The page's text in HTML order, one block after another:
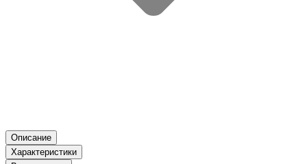
Описание
Характеристики